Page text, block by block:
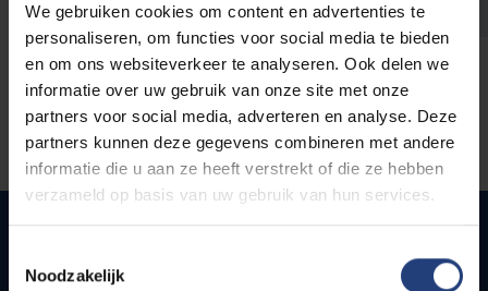
We gebruiken cookies om content en advertenties te
personaliseren, om functies voor social media te bieden
en om ons websiteverkeer te analyseren. Ook delen we
informatie over uw gebruik van onze site met onze
partners voor social media, adverteren en analyse. Deze
partners kunnen deze gegevens combineren met andere
informatie die u aan ze heeft verstrekt of die ze hebben
verzameld op basis van uw gebruik van hun services.
Noodzakelijk
Quick links